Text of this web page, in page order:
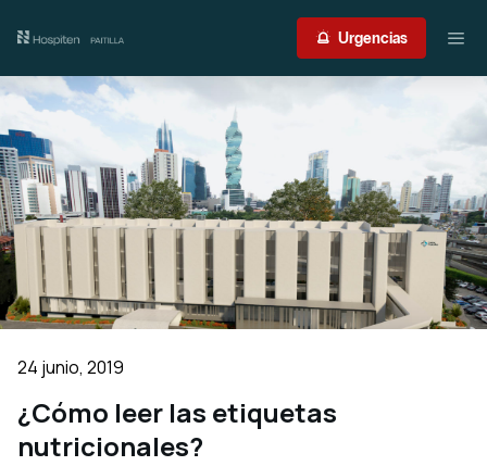
Urgencias
Guía del paciente
Atención médica
Servicios
International Patient
Contacto
Urgencias
24 junio, 2019
¿Cómo leer las etiquetas
nutricionales?